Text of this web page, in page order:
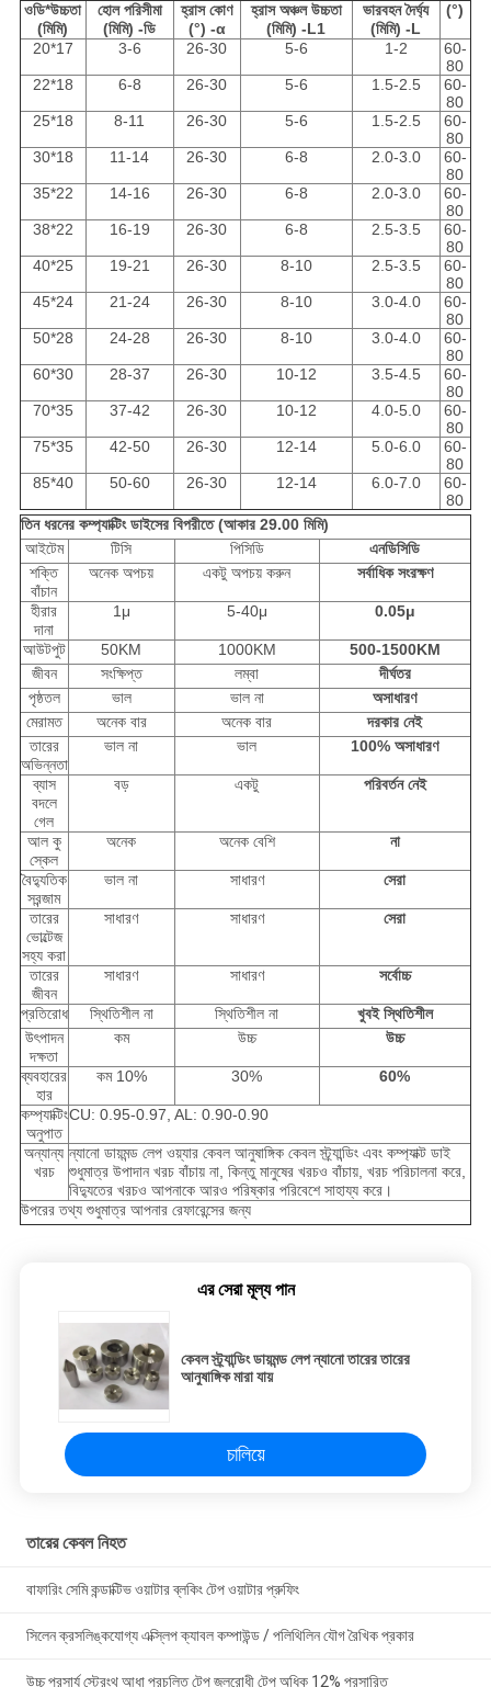
ওডি*উচ্চতা
(মিমি)
হোল পরিসীমা
(মিমি) -ডি
হ্রাস কোণ
(°) -α
হ্রাস অঞ্চল উচ্চতা
(মিমি) -L1
ভারবহন দৈর্ঘ্য
(মিমি) -L
(°)
20*17 3-6 26-30 5-6 1-2
60-
80
22*18
6-8 26-30 5-6 1.5-2.5
60-
80
25*18
8-11 26-30 5-6 1.5-2.5
60-
80
30*18
11-14 26-30 6-8 2.0-3.0
60-
80
35*22
14-16 26-30 6-8 2.0-3.0
60-
80
38*22
16-19 26-30 6-8 2.5-3.5
60-
80
40*25
19-21 26-30 8-10 2.5-3.5
60-
80
45*24
21-24 26-30 8-10 3.0-4.0
60-
80
50*28
24-28 26-30 8-10 3.0-4.0
60-
80
60*30
28-37 26-30 10-12 3.5-4.5
60-
80
70*35
37-42 26-30 10-12 4.0-5.0
60-
80
75*35
42-50 26-30 12-14 5.0-6.0
60-
80
85*40
50-60 26-30 12-14 6.0-7.0
60-
80
তিন ধরনের কম্প্যাক্টিং ডাইসের বিপরীতে (আকার 29.00 মিমি)
আইটেম
টিসি পিসিডি
এনডিসিডি
শক্তি
বাঁচান
অনেক অপচয় একটু অপচয় করুন সর্বাধিক সংরক্ষণ
হীরার
দানা
1μ 5-40μ 0.05μ
আউটপুট 50KM 1000KM
500-1500KM
জীবন
সংক্ষিপ্ত লম্বা
দীর্ঘতর
পৃষ্ঠতল
ভাল ভাল না
অসাধারণ
মেরামত
অনেক বার অনেক বার
দরকার নেই
তারের
অভিন্নতা
ভাল না ভাল 100% অসাধারণ
ব্যাস
বদলে
গেল
বড় একটু পরিবর্তন নেই
আল কু
স্কেল
অনেক অনেক বেশি না
বৈদ্যুতিক
সরন্জাম
ভাল না সাধারণ সেরা
তারের
ভোল্টেজ
সহ্য করা
সাধারণ সাধারণ সেরা
তারের
জীবন
সাধারণ সাধারণ সর্বোচ্চ
প্রতিরোধ স্থিতিশীল না স্থিতিশীল না
খুবই স্থিতিশীল
উৎপাদন
দক্ষতা
কম উচ্চ উচ্চ
ব্যবহারের
হার
কম 10% 30% 60%
কম্প্যাক্টিং
অনুপাত
CU: 0.95-0.97, AL: 0.90-0.90
অন্যান্য
খরচ
ন্যানো ডায়মন্ড লেপ ওয়্যার কেবল আনুষাঙ্গিক কেবল স্ট্র্যান্ডিং এবং কম্প্যাক্ট ডাই
শুধুমাত্র উপাদান খরচ বাঁচায় না, কিন্তু মানুষের খরচও বাঁচায়, খরচ পরিচালনা করে,
বিদ্যুতের খরচও আপনাকে আরও পরিষ্কার পরিবেশে সাহায্য করে।
উপরের তথ্য শুধুমাত্র আপনার রেফারেন্সের জন্য
এর সেরা মূল্য পান
কেবল স্ট্র্যান্ডিং ডায়মন্ড লেপ ন্যানো তারের তারের
আনুষাঙ্গিক মারা যায়
চালিয়ে
তারের কেবল নিহত
বাফারিং সেমি কন্ডাক্টিভ ওয়াটার ব্লকিং টেপ ওয়াটার প্রুফিং
সিলেন ক্রসলিঙ্কযোগ্য এক্স্লিপ ক্যাবল কম্পাউন্ড / পলিথিলিন যৌগ রৈখিক প্রকার
উচ্চ প্রসার্য স্ট্রেংথ আধা প্রচলিত টেপ জলরোধী টেপ অধিক 12% প্রসারিত